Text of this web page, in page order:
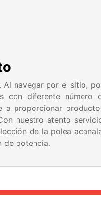
Al navegar por el sitio,
con diferente número
a proporcionar
nuestro atento
de la polea
de potencia.